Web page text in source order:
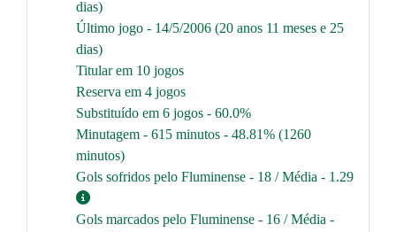
dias)
Último jogo - 14/5/2006 (20 anos 11 meses e 25
dias)
Titular em 10 jogos
Reserva em 4 jogos
Substituído em 6 jogos - 60.0%
Minutagem - 615 minutos - 48.81% (1260
minutos)
Gols sofridos pelo Fluminense - 18 / Média - 1.29
Gols marcados pelo Fluminense - 16 / Média -